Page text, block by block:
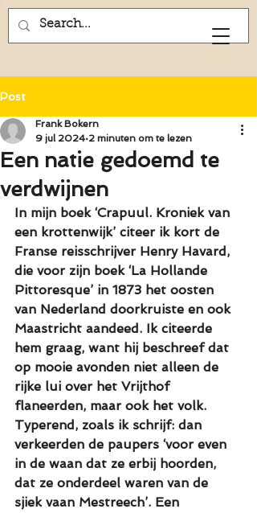
Frank Bokern
Post
Een natie gedoemd te
verdwijnen
Frank Bokern
9 jul 2024 2 minuten om te lezen
In mijn boek ‘Crapuul. Kroniek van
een krottenwijk’ citeer ik kort de
Franse reisschrijver Henry Havard,
die voor zijn boek ‘La Hollande
Pittoresque’ in 1873 het oosten
van Nederland doorkruiste en ook
Maastricht aandeed. Ik citeerde
hem graag, want hij beschreef dat
op mooie avonden niet alleen de
rijke lui over het Vrijthof
flaneerden, maar ook het volk.
Typerend, zoals ik schrijf: dan
verkeerden de paupers ‘voor even
in de waan dat ze erbij hoorden,
dat ze onderdeel waren van de
sjiek vaan Mestreech’. Een